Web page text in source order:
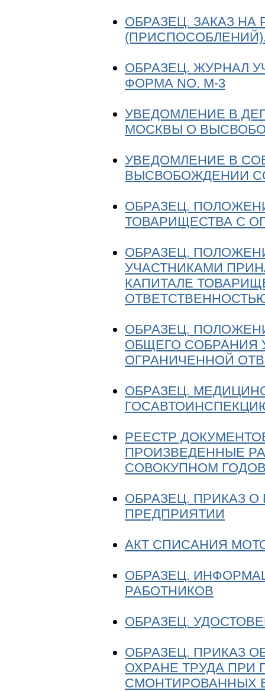
ОБРАЗЕЦ. ЗАКАЗ НА
ОБРАЗЕЦ. ЖУРНАЛ
ФОРМА NO. М-3
УВЕДОМЛЕНИЕ В
МОСКВЫ О
УВЕДОМЛЕНИЕ В
ВЫСВОБОЖДЕНИИ
ОБРАЗЕЦ.
ТОВАРИЩЕСТВА С
ОБРАЗЕЦ.
УЧАСТНИКАМИ
КАПИТАЛЕ
ОБРАЗЕЦ.
ОБЩЕГО СОБРАНИЯ
ОГРАНИЧЕННОЙ
ОБРАЗЕЦ.
РЕЕСТР
ПРОИЗВЕДЕННЫЕ
СОВОКУПНОМ
ОБРАЗЕЦ. ПРИКАЗ
ПРЕДПРИЯТИИ
АКТ СПИСАНИЯ
ОБРАЗЕЦ.
РАБОТНИКОВ
ОБРАЗЕЦ.
ОБРАЗЕЦ. ПРИКАЗ
ОХРАНЕ ТРУДА ПРИ
СМОНТИРОВАННЫХ